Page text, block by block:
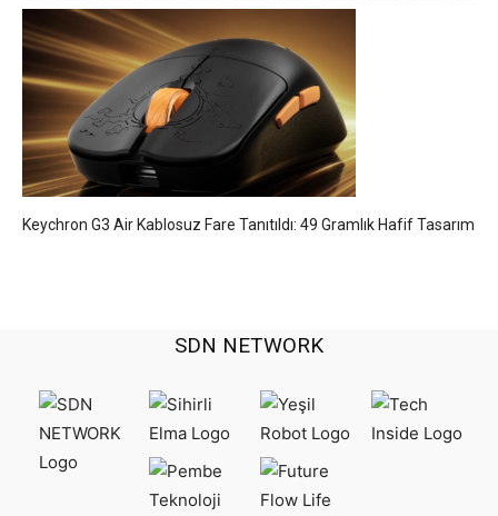
Keychron G3 Air Kablosuz Fare Tanıtıldı: 49 Gramlık Hafif Tasarım
SDN NETWORK